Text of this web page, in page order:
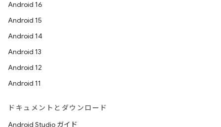
Android 16
Android 15
Android 14
Android 13
Android 12
Android 11
ドキュメントとダウンロード
Android Studio ガイド